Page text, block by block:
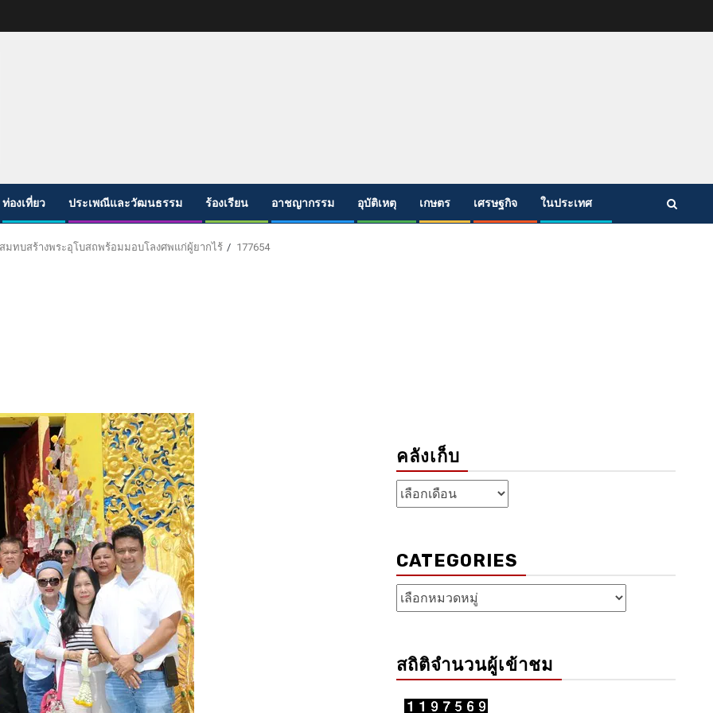
ท่องเที่ยว ประเพณีและวัฒนธรรม ร้องเรียน อาชญากรรม อุบัติเหตุ เกษตร เศรษฐกิจ ในประเทศ
ทบสร้างพระอุโบสถพร้อมมอบโลงศพแก่ผู้ยากไร้ 177654
คลังเก็บ
คลัง
เก็บ
CATEGORIES
Categories
สถิติจำนวนผู้เข้าชม